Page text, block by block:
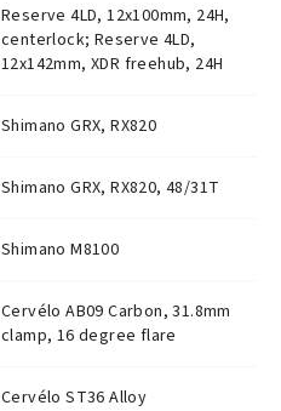
Reserve 4LD, 12x100mm, 24H,
centerlock; Reserve 4LD,
12x142mm, XDR freehub, 24H
Shimano GRX, RX820
Shimano GRX, RX820, 48/31T
Shimano M8100
Cervélo AB09 Carbon, 31.8mm
clamp, 16 degree flare
Cervélo ST36 Alloy